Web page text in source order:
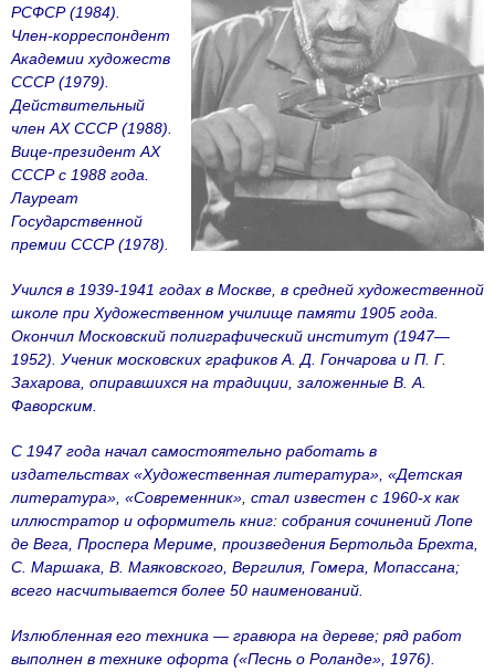
РСФСР (1984).
Член-корреспондент
Академии художеств
СССР (1979).
Действительный
член АХ СССР (1988).
Вице-президент АХ
СССР с 1988 года.
Лауреат
Государственной
премии СССР (1978).
Учился в 1939-1941 годах в Москве, в средней художественной
школе при Художественном училище памяти 1905 года.
Окончил Московский полиграфический институт (1947—
1952). Ученик московских графиков А. Д. Гончарова и П. Г.
Захарова, опиравшихся на традиции, заложенные В. А.
Фаворским.
С 1947 года начал самостоятельно работать в
издательствах «Художественная литература», «Детская
литература», «Современник», стал известен с 1960-х как
иллюстратор и оформитель книг: собрания сочинений Лопе
де Вега, Проспера Мериме, произведения Бертольда Брехта,
С. Маршака, В. Маяковского, Вергилия, Гомера, Мопассана;
всего насчитывается более 50 наименований.
Излюбленная его техника — гравюра на дереве; ряд работ
выполнен в технике офорта («Песнь о Роланде», 1976).